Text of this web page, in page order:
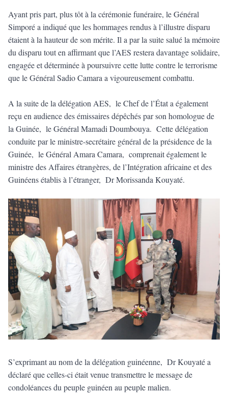
Ayant pris part, plus tôt à la cérémonie funéraire, le Général
Simporé a indiqué que les hommages rendus à l’illustre disparu
étaient à la hauteur de son mérite. Il a par la suite salué la mémoire
du disparu tout en affirmant que l’AES restera davantage solidaire,
engagée et déterminée à poursuivre cette lutte contre le terrorisme
que le Général Sadio Camara a vigoureusement combattu.
A la suite de la délégation AES, le Chef de l’État a également
reçu en audience des émissaires dépêchés par son homologue de
la Guinée, le Général Mamadi Doumbouya. Cette délégation
conduite par le ministre-secrétaire général de la présidence de la
Guinée, le Général Amara Camara, comprenait également le
ministre des Affaires étrangères, de l’Intégration africaine et des
Guinéens établis à l’étranger, Dr Morissanda Kouyaté.
S’exprimant au nom de la délégation guinéenne, Dr Kouyaté a
déclaré que celles-ci était venue transmettre le message de
condoléances du peuple guinéen au peuple malien.